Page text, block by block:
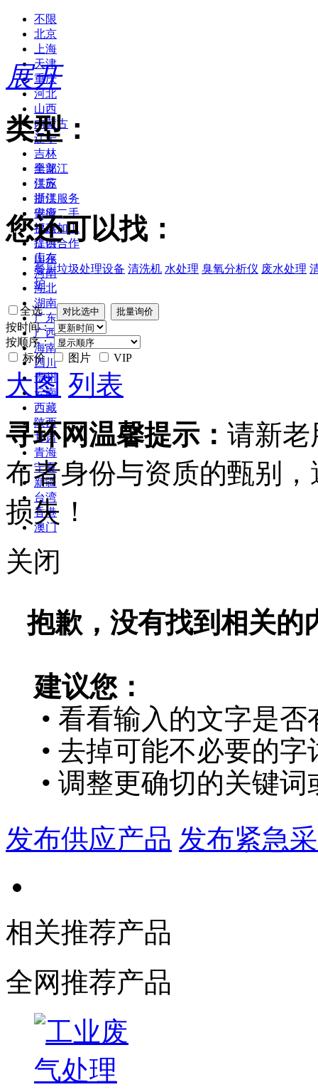
不限
北京
上海
天津
重庆
河北
山西
内蒙古
辽宁
吉林
黑龙江
江苏
浙江
安徽
福建
江西
山东
河南
湖北
湖南
广东
广西
海南
四川
贵州
云南
西藏
陕西
甘肃
青海
宁夏
新疆
台湾
香港
澳门
展开
类型：
全部
供应
提供服务
供应二手
提供加工
提供合作
库存
您还可以找：
餐厨垃圾处理设备 清洗机 水处理 臭氧分析仪 废水处理
炉
全选
按时间：
按顺序：
标价
图片 VIP
大图 列表
寻环网温馨提示： 请新老
布者身份与资质的甄别
损失！
关闭
抱歉，没有找到相关的
建议您：
• 看看输入的文字是否
• 去掉可能不必要的字
• 调整更确切的关键
发布供应产品 发布紧急
相关推荐产品
全网推荐产品